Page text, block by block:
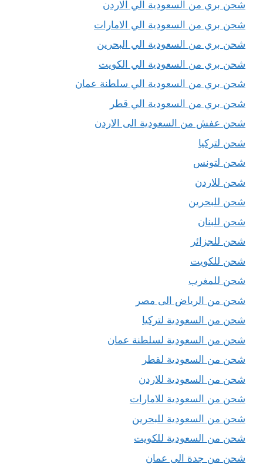
شحن بري من السعودية الي الاردن
شحن بري من السعودية الي الامارات
شحن بري من السعودية الي البحرين
شحن بري من السعودية الي الكويت
شحن بري من السعودية الي سلطنة عمان
شحن بري من السعودية الي قطر
شحن عفش من السعودية الى الاردن
شحن لتركيا
شحن لتونس
شحن للاردن
شحن للبحرين
شحن للبنان
شحن للجزائر
شحن للكويت
شحن للمغرب
شحن من الرياض الى مصر
شحن من السعودية لتركيا
شحن من السعودية لسلطنة عمان
شحن من السعودية لقطر
شحن من السعودية للاردن
شحن من السعودية للامارات
شحن من السعودية للبحرين
شحن من السعودية للكويت
شحن من جدة الى عمان